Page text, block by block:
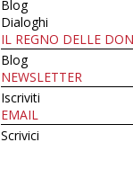
Blog
Dialoghi
IL REGNO DELLE
Blog
NEWSLETTER
Iscriviti
EMAIL
Scrivici